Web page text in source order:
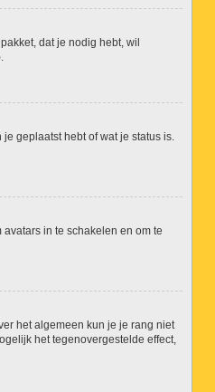
dat je nodig hebt, wil
geplaatst hebt of wat je status is.
in te schakelen en om te
het algemeen kun je je rang niet
het tegenovergestelde effect,